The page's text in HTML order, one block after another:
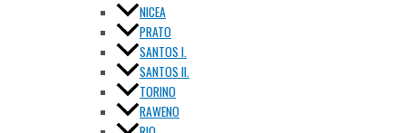
NICEA
PRATO
SANTOS I.
SANTOS II.
TORINO
RAWENO